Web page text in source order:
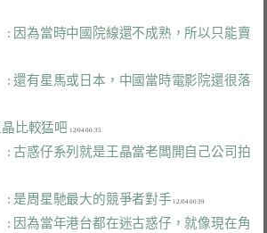
: 因為當時中國院線還不成熟，所以只能賣
: 還有星馬或日本，中國當時電影院還很落
晶比較猛吧 12/04 00:35
: 古惑仔系列就是王晶當老闆開自己公司拍
: 是周星馳最大的競爭者對手
: 因為當年港台都在迷古惑仔，就像現在角